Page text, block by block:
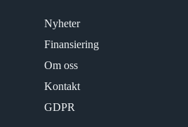
Nyheter
Finansiering
Om oss
Kontakt
GDPR